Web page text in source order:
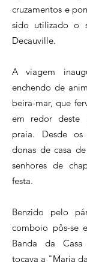
cruzamentos e
sido utilizado o
Decauville.
A viagem
enchendo de
beira-mar, que
em redor deste
praia. Desde os
donas de casa
senhores de
festa.
Benzido pelo
comboio pôs-se
Banda da Casa
tocava a "Maria